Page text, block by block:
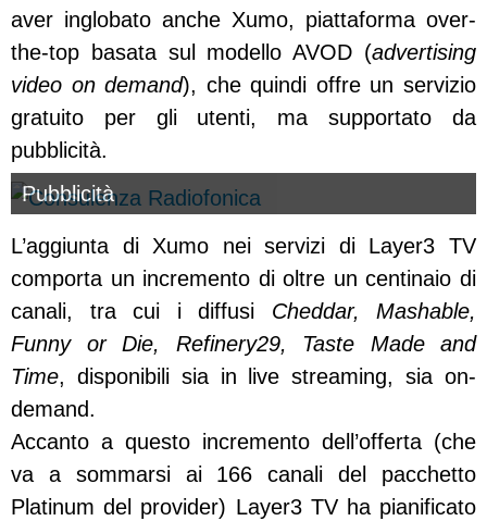
aver inglobato anche Xumo, piattaforma over-
the-top basata sul modello AVOD (advertising
video on demand), che quindi offre un servizio
gratuito per gli utenti, ma supportato da
pubblicità.
Pubblicità
L’aggiunta di Xumo nei servizi di Layer3 TV
comporta un incremento di oltre un centinaio di
canali, tra cui i diffusi Cheddar, Mashable,
Funny or Die, Refinery29, Taste Made and
Time, disponibili sia in live streaming, sia on-
demand.
Accanto a questo incremento dell’offerta (che
va a sommarsi ai 166 canali del pacchetto
Platinum del provider) Layer3 TV ha pianificato